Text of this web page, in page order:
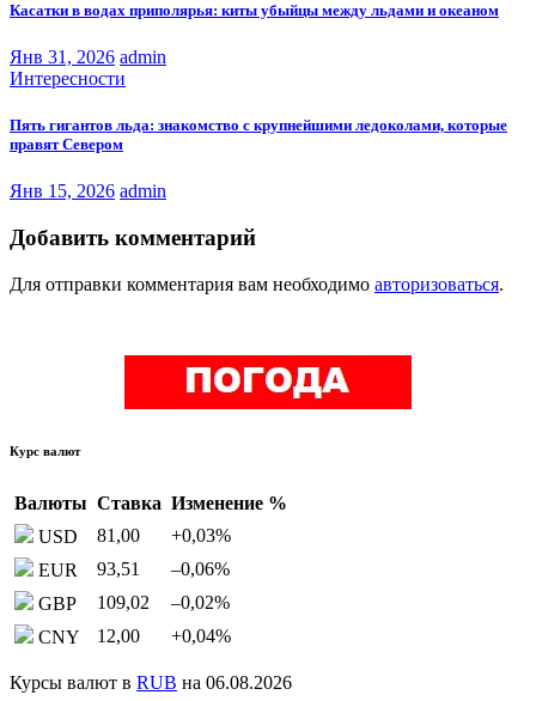
Касатки в водах приполярья: киты убыйцы между льдами и океаном
Янв 31, 2026 admin
Интересности
Пять гигантов льда: знакомство с крупнейшими ледоколами, которые
правят Севером
Янв 15, 2026 admin
Добавить комментарий
Для отправки комментария вам необходимо авторизоваться.
Курс валют
Валюты Ставка Изменение %
USD
81,00 +0,03%
EUR
93,51 –0,06%
GBP
109,02 –0,02%
CNY
12,00 +0,04%
Курсы валют в RUB на 06.08.2026